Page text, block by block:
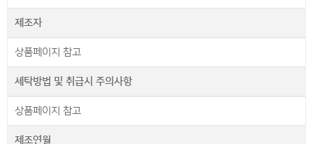
제조자
상품페이지 참고
세탁방법 및 취급시 주의사항
상품페이지 참고
제조연월